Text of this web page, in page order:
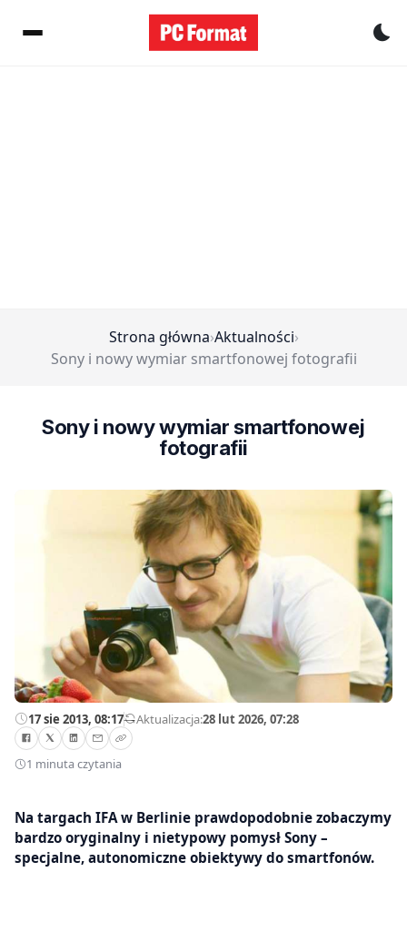
Strona główna›Aktualności›
Sony i nowy wymiar smartfonowej fotografii
Sony i nowy wymiar smartfonowej
fotografii
17 sie 2013, 08:17—Aktualizacja:28 lut 2026, 07:28
1 minuta czytania
Na targach IFA w Berlinie prawdopodobnie zobaczymy
bardzo oryginalny i nietypowy pomysł Sony –
specjalne, autonomiczne obiektywy do smartfonów.